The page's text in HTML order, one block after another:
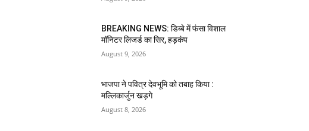
BREAKING NEWS: डिब्बे में फंसा विशाल
मॉनिटर लिजर्ड का सिर, हड़कंप
August 9, 2026
भाजपा ने पवित्र देवभूमि को तबाह किया :
मल्लिकार्जुन खड़गे
August 8, 2026